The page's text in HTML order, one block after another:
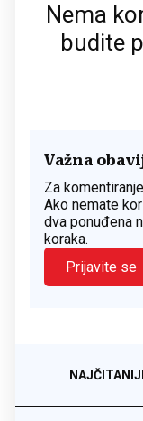
Nema
budite
Važna
Za
Ako nemate
dva ponuđena
koraka.
Prijavite se